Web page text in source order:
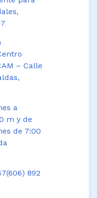
– Calle
a
m y de
de 7:00
892